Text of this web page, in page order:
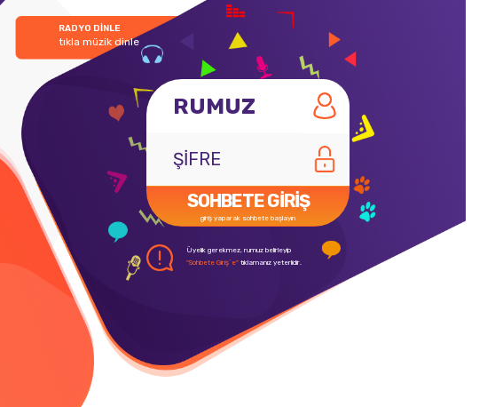
RADYO DİNLE
tıkla müzik dinle
SOHBETE GİRİŞ
giriş yaparak sohbete başlayın
Üyelik gerekmez, rumuz belirleyip
"Sohbete Giriş`e" tıklamanız yeterlidir.